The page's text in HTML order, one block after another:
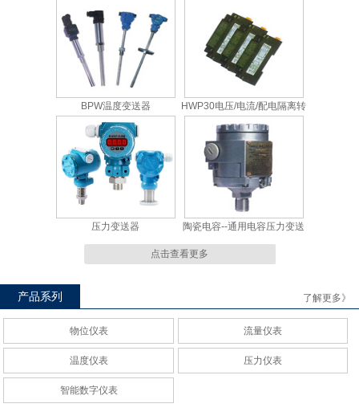
BPW温度变送器
HWP30电压/电流/配电隔离转
换模块
压力变送器
陶瓷电容--通用电容压力变送
器
XMT_8000百变通数显控制仪 XMT_7000数字显示控制仪
点击查看更多
产品系列 了解更多》
物位仪表 流量仪表
温度仪表 压力仪表
智能数字仪表